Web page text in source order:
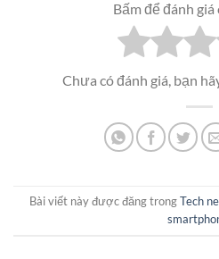
Bấm để đánh
Chưa có đánh giá, bạn
Bài viết này được đăng trongTech